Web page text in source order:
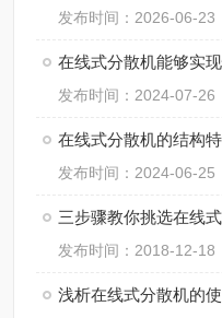
发布时间：2026-06-23
在线式分散机能够实
发布时间：2024-07-26
在线式分散机的结构
发布时间：2024-06-25
三步骤教你挑选在线
发布时间：2018-12-18
浅析在线式分散机的